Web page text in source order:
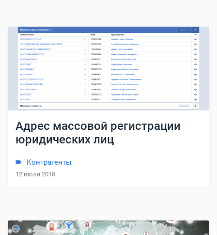
Адрес массовой регистрации
юридических лиц
Контрагенты
12 июля 2018